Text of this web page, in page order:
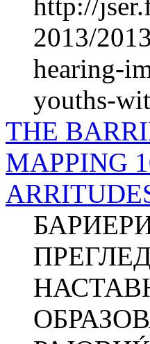
2013/
hearing-
youths-
THE
MAPPING